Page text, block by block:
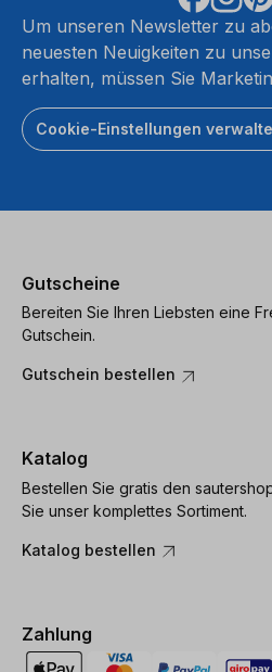
Um unseren Newsletter zu
neuesten Neuigkeiten zu
erhalten, müssen Sie
Cookie-Einstellungen
Gutscheine
Bereiten Sie Ihren Liebsten eine
Gutschein.
Gutschein bestellen
Katalog
Bestellen Sie gratis den
Sie unser komplettes Sortiment.
Katalog bestellen
Zahlung